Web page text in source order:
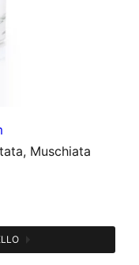
Muschiata